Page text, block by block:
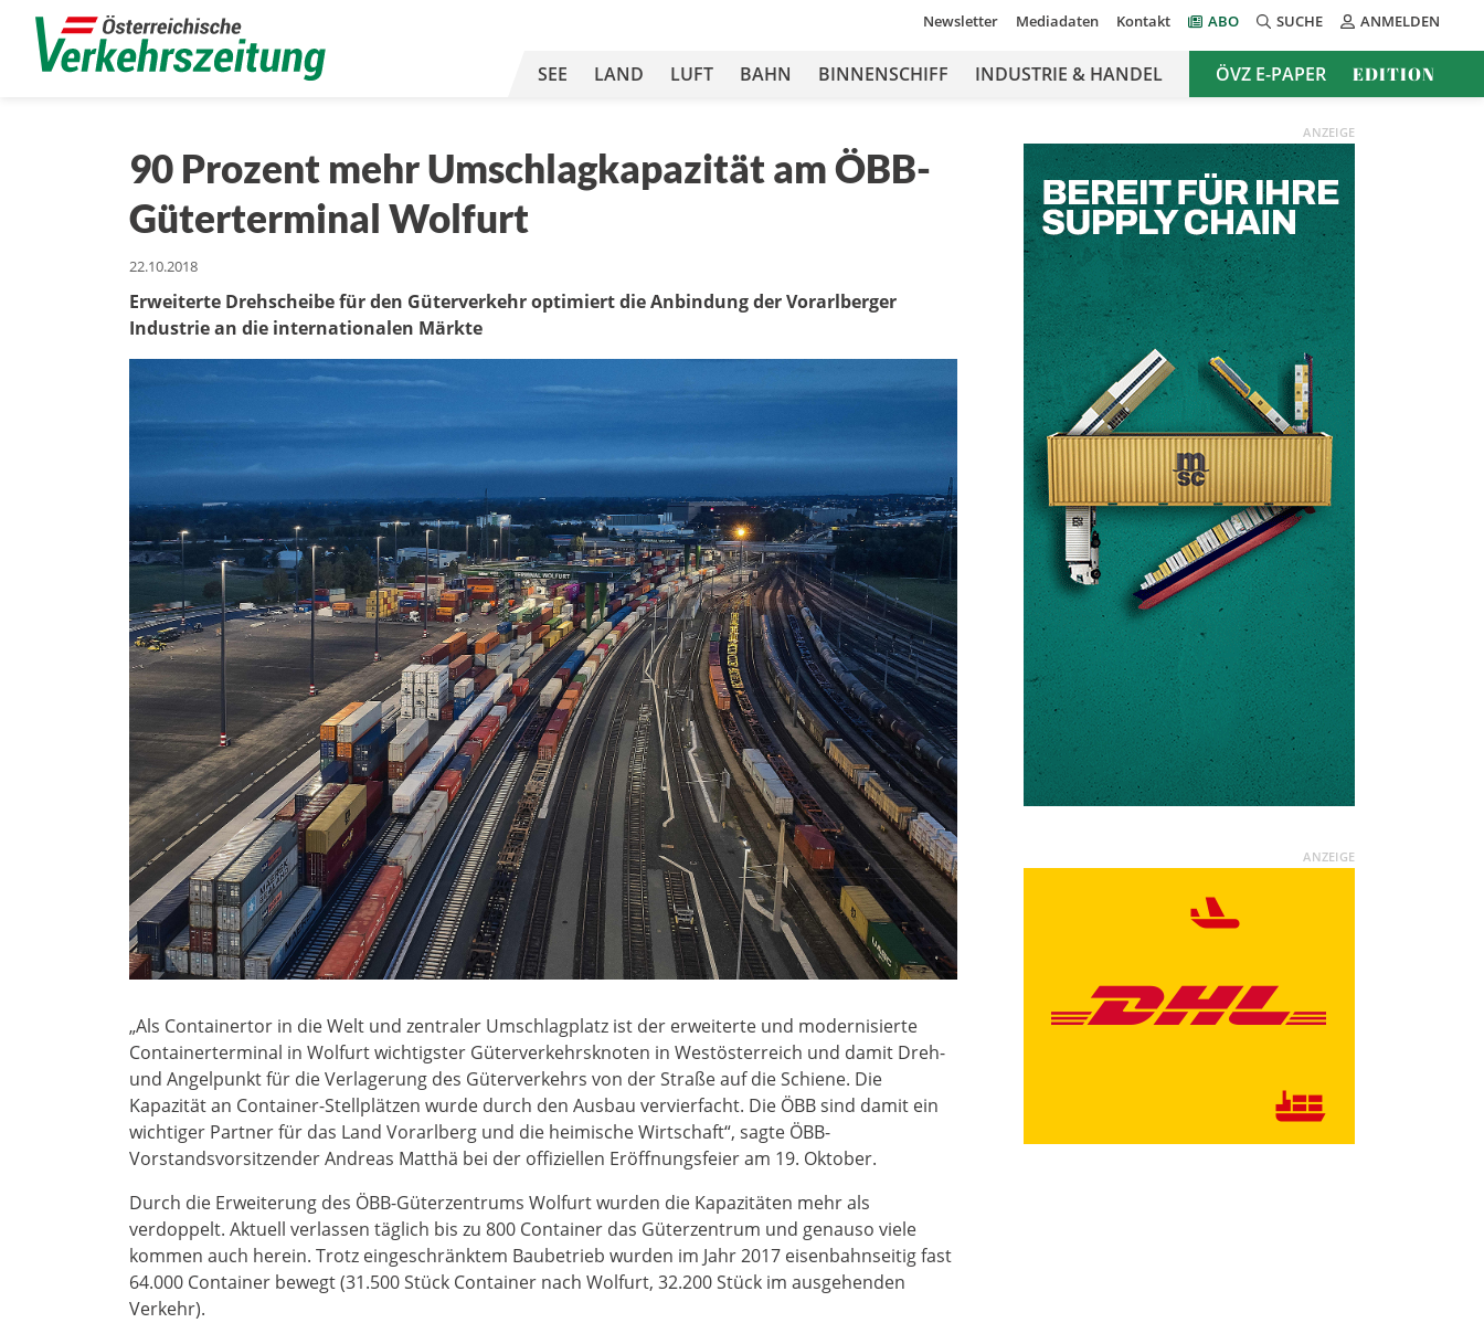
Newsletter Mediadaten Kontakt ABO SUCHE ANMELDEN
SEE LAND LUFT BAHN BINNENSCHIFF INDUSTRIE & HANDEL ÖVZ E-PAPER EDITION
90 Prozent mehr Umschlagkapazität am ÖBB-
Güterterminal Wolfurt
22.10.2018
Erweiterte Drehscheibe für den Güterverkehr optimiert die Anbindung der Vorarlberger
Industrie an die internationalen Märkte
„Als Containertor in die Welt und zentraler Umschlagplatz ist der erweiterte und modernisierte
Containerterminal in Wolfurt wichtigster Güterverkehrsknoten in Westösterreich und damit Dreh-
und Angelpunkt für die Verlagerung des Güterverkehrs von der Straße auf die Schiene. Die
Kapazität an Container-Stellplätzen wurde durch den Ausbau vervierfacht. Die ÖBB sind damit ein
wichtiger Partner für das Land Vorarlberg und die heimische Wirtschaft“, sagte ÖBB-
Vorstandsvorsitzender Andreas Matthä bei der offiziellen Eröffnungsfeier am 19. Oktober.
Durch die Erweiterung des ÖBB-Güterzentrums Wolfurt wurden die Kapazitäten mehr als
verdoppelt. Aktuell verlassen täglich bis zu 800 Container das Güterzentrum und genauso viele
kommen auch herein. Trotz eingeschränktem Baubetrieb wurden im Jahr 2017 eisenbahnseitig fast
64.000 Container bewegt (31.500 Stück Container nach Wolfurt, 32.200 Stück im ausgehenden
Verkehr).
ANZEIGE
ANZEIGE